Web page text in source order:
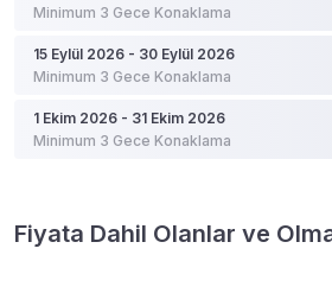
Minimum 3 Gece Konaklama
15 Eylül 2026 - 30 Eylül 2026
Minimum 3 Gece Konaklama
1 Ekim 2026 - 31 Ekim 2026
Minimum 3 Gece Konaklama
Fiyata Dahil Olanlar ve